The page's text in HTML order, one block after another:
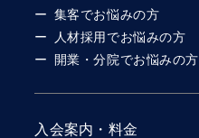
集客でお悩みの方
人材採用でお悩みの方
開業・分院でお悩みの方
入会案内・料金